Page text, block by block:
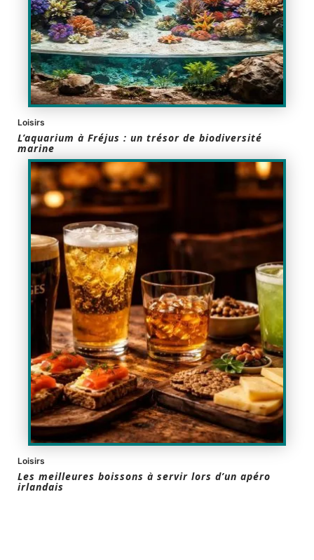
Loisirs
L’aquarium à Fréjus : un trésor de biodiversité
marine
Loisirs
Les meilleures boissons à servir lors d’un apéro
irlandais